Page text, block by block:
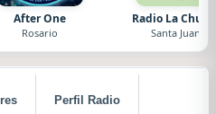
After One
Rosario
Radio La
Santa Juana
Perfil Radio